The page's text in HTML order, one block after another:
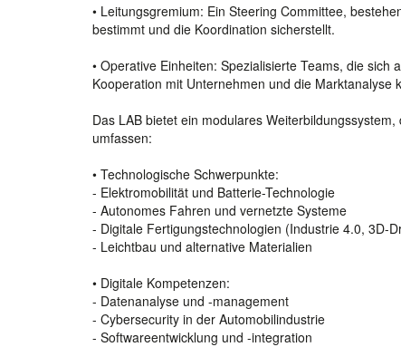
• Leitungsgremium: Ein Steering Committee,
bestimmt und die Koordination sicherstellt.
• Operative Einheiten: Spezialisierte Teams, die
Kooperation mit Unternehmen und die Marktanalyse
Das LAB bietet ein modulares
umfassen:
• Technologische Schwerpunkte:
- Elektromobilität und Batterie-Technologie
- Autonomes Fahren und vernetzte Systeme
- Digitale Fertigungstechnologien (Industrie 4.0, 3D-
- Leichtbau und alternative Materialien
• Digitale Kompetenzen:
- Datenanalyse und -management
- Cybersecurity in der Automobilindustrie
- Softwareentwicklung und -integration